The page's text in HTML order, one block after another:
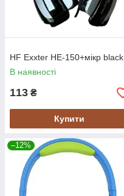
HF Exxter HE-150+мікр black
В наявності
113 ₴
Купити
–12%